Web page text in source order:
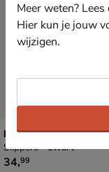
Havaianas Slim
Slippers - zwart
€ 34,99
34,99
Meer weten?
Hier kun je jouw
wijzigen.